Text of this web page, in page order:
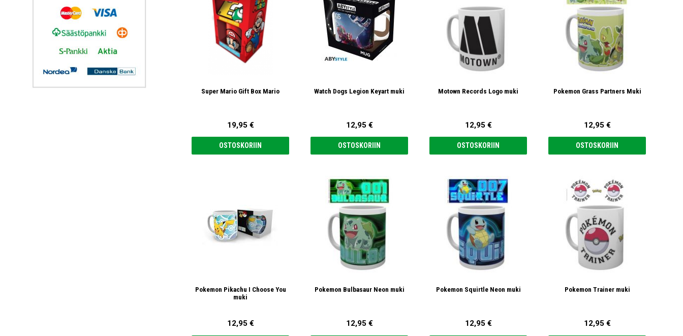
Super Mario Gift Box Mario
19,95 €
OSTOSKORIIN
Watch Dogs Legion Keyart muki
12,95 €
OSTOSKORIIN
Motown Records Logo muki
12,95 €
OSTOSKORIIN
Pokemon Grass Partners Muki
12,95 €
OSTOSKORIIN
Pokemon Pikachu I Choose You
muki
12,95 €
Pokemon Bulbasaur Neon muki
12,95 €
Pokemon Squirtle Neon muki
12,95 €
Pokemon Trainer muki
12,95 €